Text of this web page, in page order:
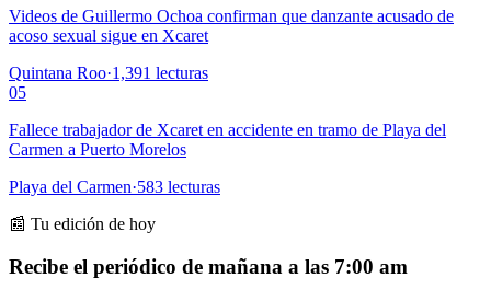
Videos de Guillermo Ochoa confirman que danzante acusado de
acoso sexual sigue en Xcaret
Quintana Roo·1,391 lecturas
05
Fallece trabajador de Xcaret en accidente en tramo de Playa del
Carmen a Puerto Morelos
Playa del Carmen·583 lecturas
📰 Tu edición de hoy
Recibe el periódico de mañana a las 7:00 am